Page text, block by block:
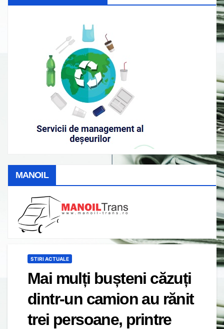
MANOIL
STIRI ACTUALE
Mai mulți bușteni căzuți
dintr-un camion au rănit
trei persoane, printre